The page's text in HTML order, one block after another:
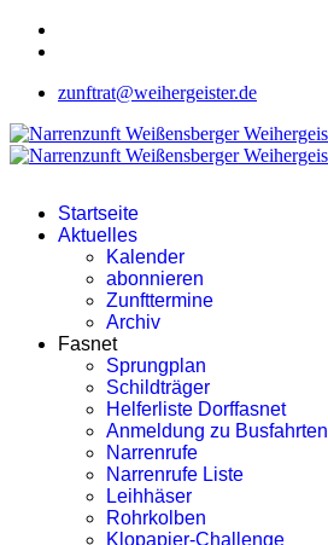
zunftrat@weihergeister.de
Startseite
Aktuelles
Kalender
abonnieren
Zunfttermine
Archiv
Fasnet
Sprungplan
Schildträger
Helferliste Dorffasnet
Anmeldung zu Busfahrten
Narrenrufe
Narrenrufe Liste
Leihhäser
Rohrkolben
Klopapier-Challenge